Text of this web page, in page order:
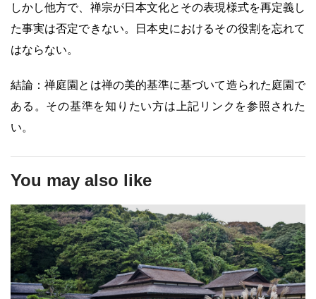
しかし他方で、禅宗が日本文化とその表現様式を再定義し
た事実は否定できない。日本史におけるその役割を忘れて
はならない。
結論：禅庭園とは禅の美的基準に基づいて造られた庭園で
ある。その基準を知りたい方は上記リンクを参照された
い。
You may also like